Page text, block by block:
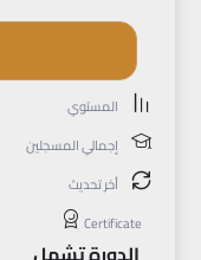
المستوي
إجمالي المسجلين
أخر تحديث
Certificate